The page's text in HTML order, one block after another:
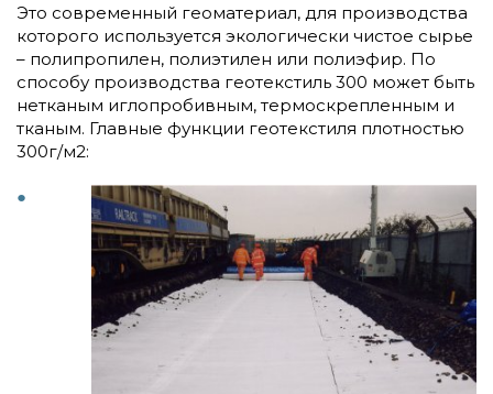
Это современный геоматериал, для производства
которого используется экологически чистое сырье
– полипропилен, полиэтилен или полиэфир. По
способу производства геотекстиль 300 может быть
нетканым иглопробивным, термоскрепленным и
тканым. Главные функции геотекстиля плотностью
300г/м2: